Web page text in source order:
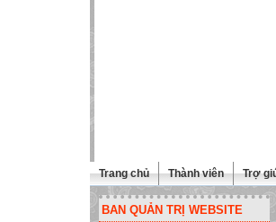
Trang chủ Thành viên Trợ
BAN QUẢN TRỊ WEBSITE